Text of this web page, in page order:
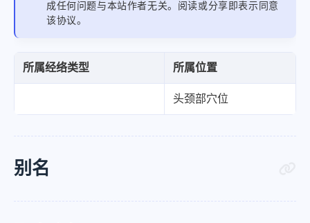
成任何问题与本站作者无关。阅读或分享即表示同意
该协议。
所属经络类型 所属位置
头颈部穴位
别名